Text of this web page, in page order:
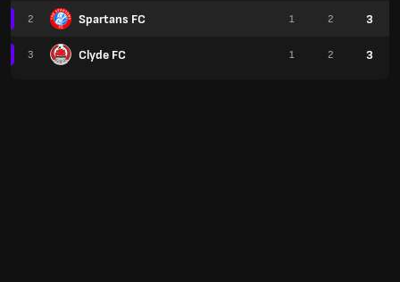
2 Spartans FC
3 Clyde FC
1 2 3
1 2 3